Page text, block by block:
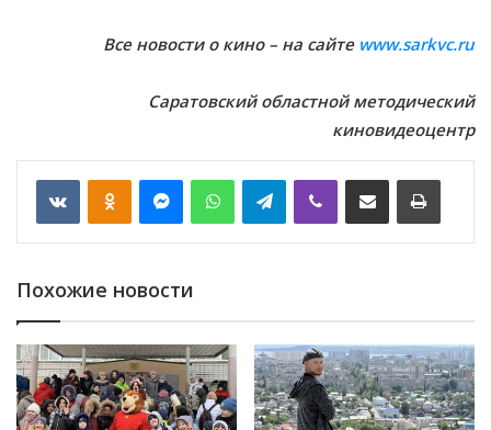
Все новости о кино – на сайте www.sarkvc.ru
Саратовский областной методический
киновидеоцентр
VKontakte WhatsApp Telegram
Похожие новости